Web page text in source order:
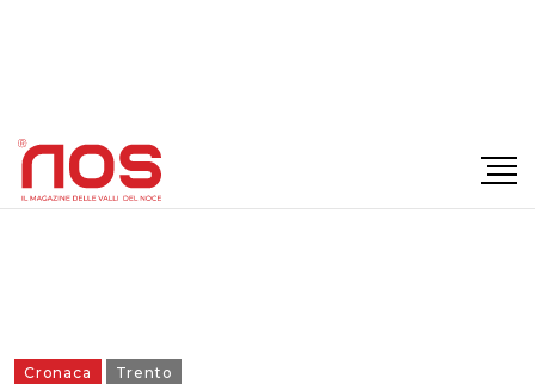
Cronaca Trento